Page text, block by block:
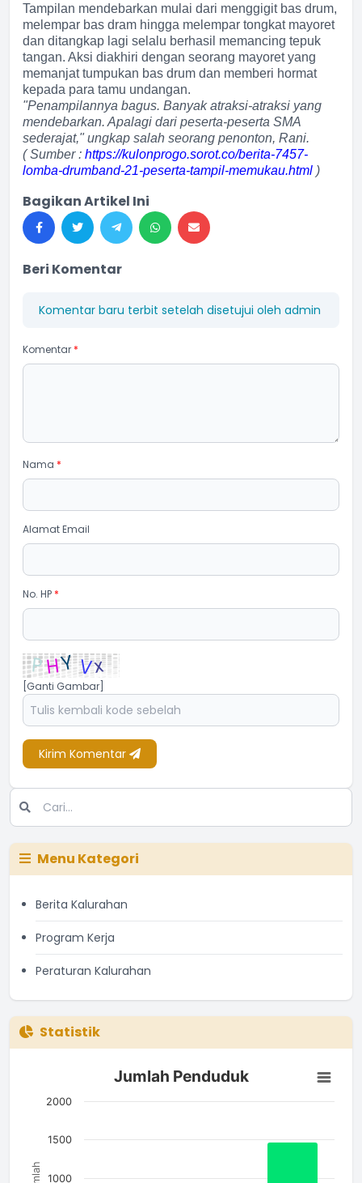
Tampilan mendebarkan mulai dari menggigit bas drum,
melempar bas dram hingga melempar tongkat mayoret
dan ditangkap lagi selalu berhasil memancing tepuk
tangan. Aksi diakhiri dengan seorang mayoret yang
memanjat tumpukan bas drum dan memberi hormat
kepada para tamu undangan.
"Penampilannya bagus. Banyak atraksi-atraksi yang
mendebarkan. Apalagi dari peserta-peserta SMA
sederajat," ungkap salah seorang penonton, Rani.
( Sumber : https://kulonprogo.sorot.co/berita-7457-
lomba-drumband-21-peserta-tampil-memukau.html )
Bagikan Artikel Ini
Beri Komentar
Komentar baru terbit setelah disetujui oleh admin
Komentar *
Nama *
Alamat Email
No. HP *
[Ganti Gambar]
Kirim Komentar
Menu Kategori
Berita Kalurahan
Program Kerja
Peraturan Kalurahan
Statistik
Jumlah Penduduk
Bar chart with 3 bars.
The chart has 1 X axis displaying categories.
Jumlah Penduduk
1000
1500
2000